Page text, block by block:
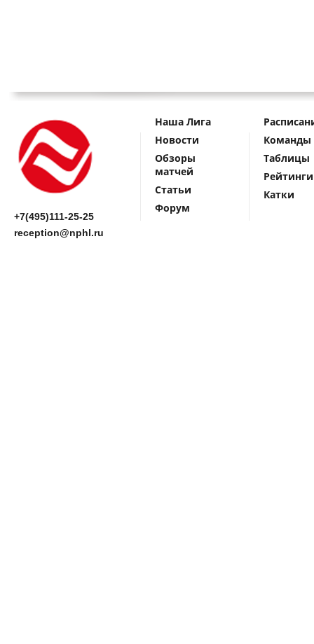
+7(495)111-25-25
reception@nphl.ru
Наша Лига
Новости
Обзоры
матчей
Статьи
Форум
Команды
Таблицы
Рейтинги
Катки